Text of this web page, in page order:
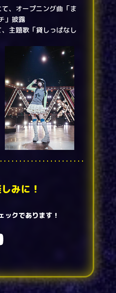
、オープニング曲「ま
」披露
主題歌「貸しっぱなし
みに！
ックであります！